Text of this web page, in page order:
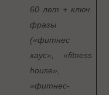
60 лет + ключ.
фразы
(«фитнес
хаус», «fitness
house»,
«фитнес-